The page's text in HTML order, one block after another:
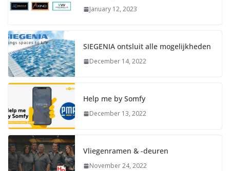
January 12, 2023
SIEGENIA ontsluit alle mogelijkheden
December 14, 2022
Help me by Somfy
December 13, 2022
Vliegenramen & -deuren
November 24, 2022